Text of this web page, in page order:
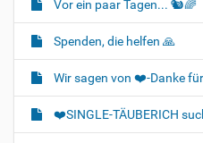
Vor ein paar Tagen... 🐿🌈
Spenden, die helfen 🙏
Wir sagen von ❤️-Danke
❤️SINGLE-TÄUBERICH